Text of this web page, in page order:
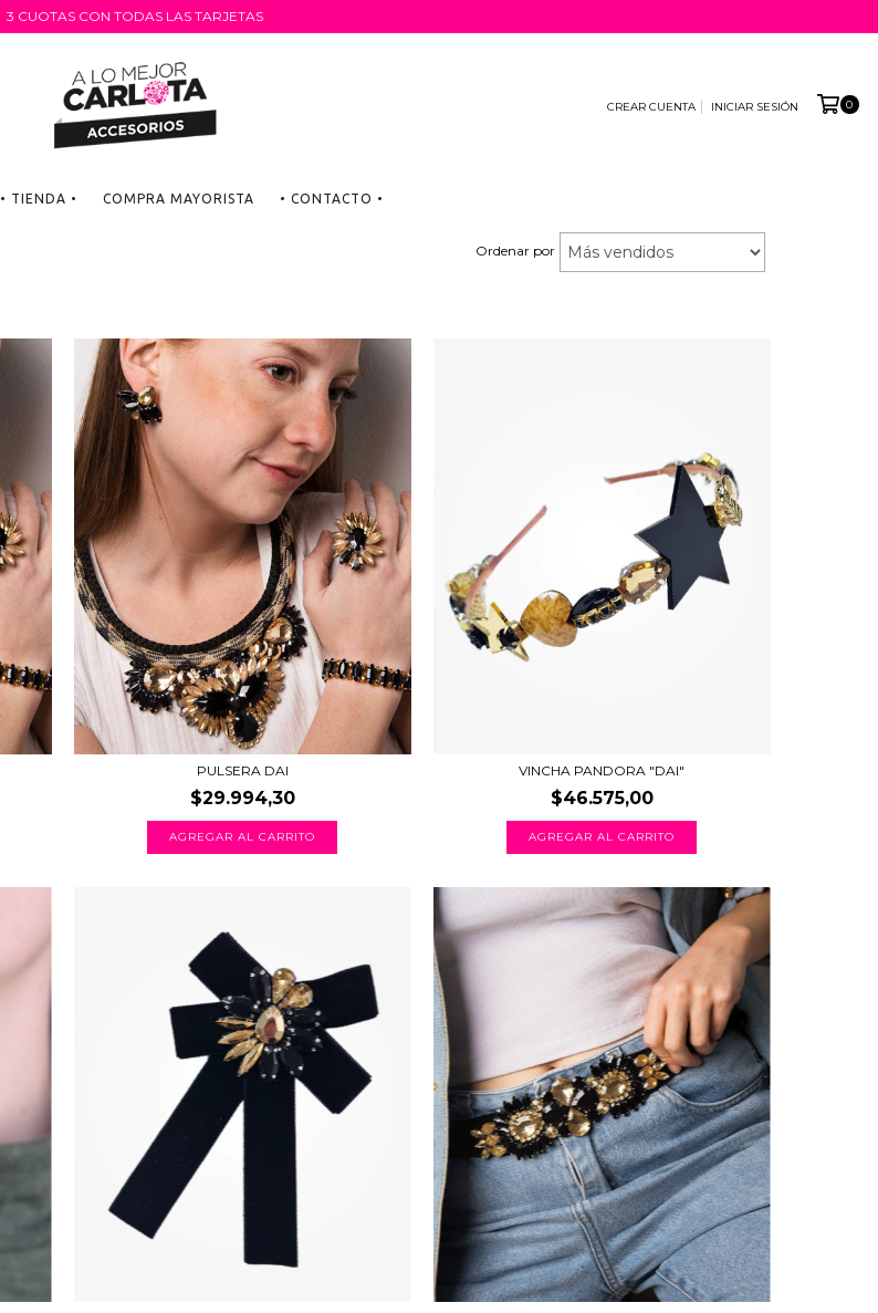
3 CUOTAS CON TODAS LAS TARJETAS
CREAR CUENTA INICIAR SESIÓN 0
• TIENDA • COMPRA MAYORISTA • CONTACTO •
Ordenar por
PULSERA DAI
$29.994,30
VINCHA PANDORA "DAI"
$46.575,00